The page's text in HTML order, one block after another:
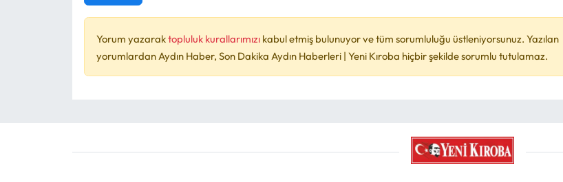
Yorum yazaraktopluluk kurallarımızı kabul etmiş bulunuyor ve tüm sorumluluğu üstleniyorsunuz. Yazılan
yorumlardan Aydın Haber, Son Dakika Aydın Haberleri | Yeni Kıroba hiçbir şekilde sorumlu tutulamaz.